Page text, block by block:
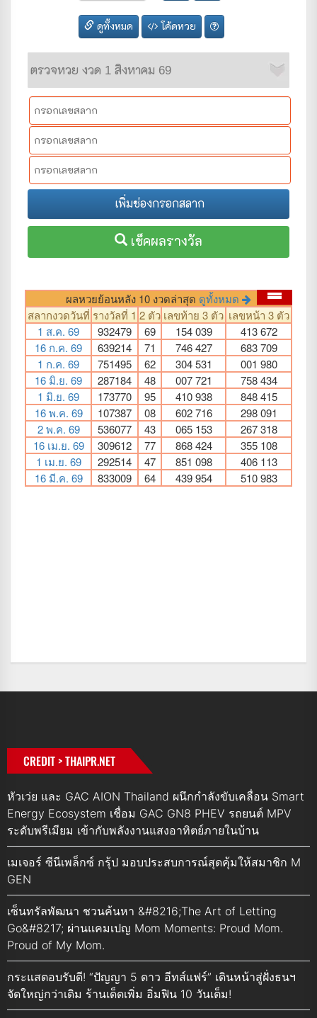
CREDIT > THAIPR.NET
หัวเว่ย และ GAC AION Thailand ผนึกกำลังขับเคลื่อน Smart
Energy Ecosystem เชื่อม GAC GN8 PHEV รถยนต์ MPV
ระดับพรีเมียม เข้ากับพลังงานแสงอาทิตย์ภายในบ้าน
เมเจอร์ ซีนีเพล็กซ์ กรุ้ป มอบประสบการณ์สุดคุ้มให้สมาชิก M
GEN
เซ็นทรัลพัฒนา ชวนค้นหา &#8216;The Art of Letting
Go&#8217; ผ่านแคมเปญ Mom Moments: Proud Mom.
Proud of My Mom.
กระแสตอบรับดี! “ปัญญา 5 ดาว อีทส์แฟร์” เดินหน้าสู่ฝั่งธนฯ
จัดใหญ่กว่าเดิม ร้านเด็ดเพิ่ม อิ่มฟิน 10 วันเต็ม!